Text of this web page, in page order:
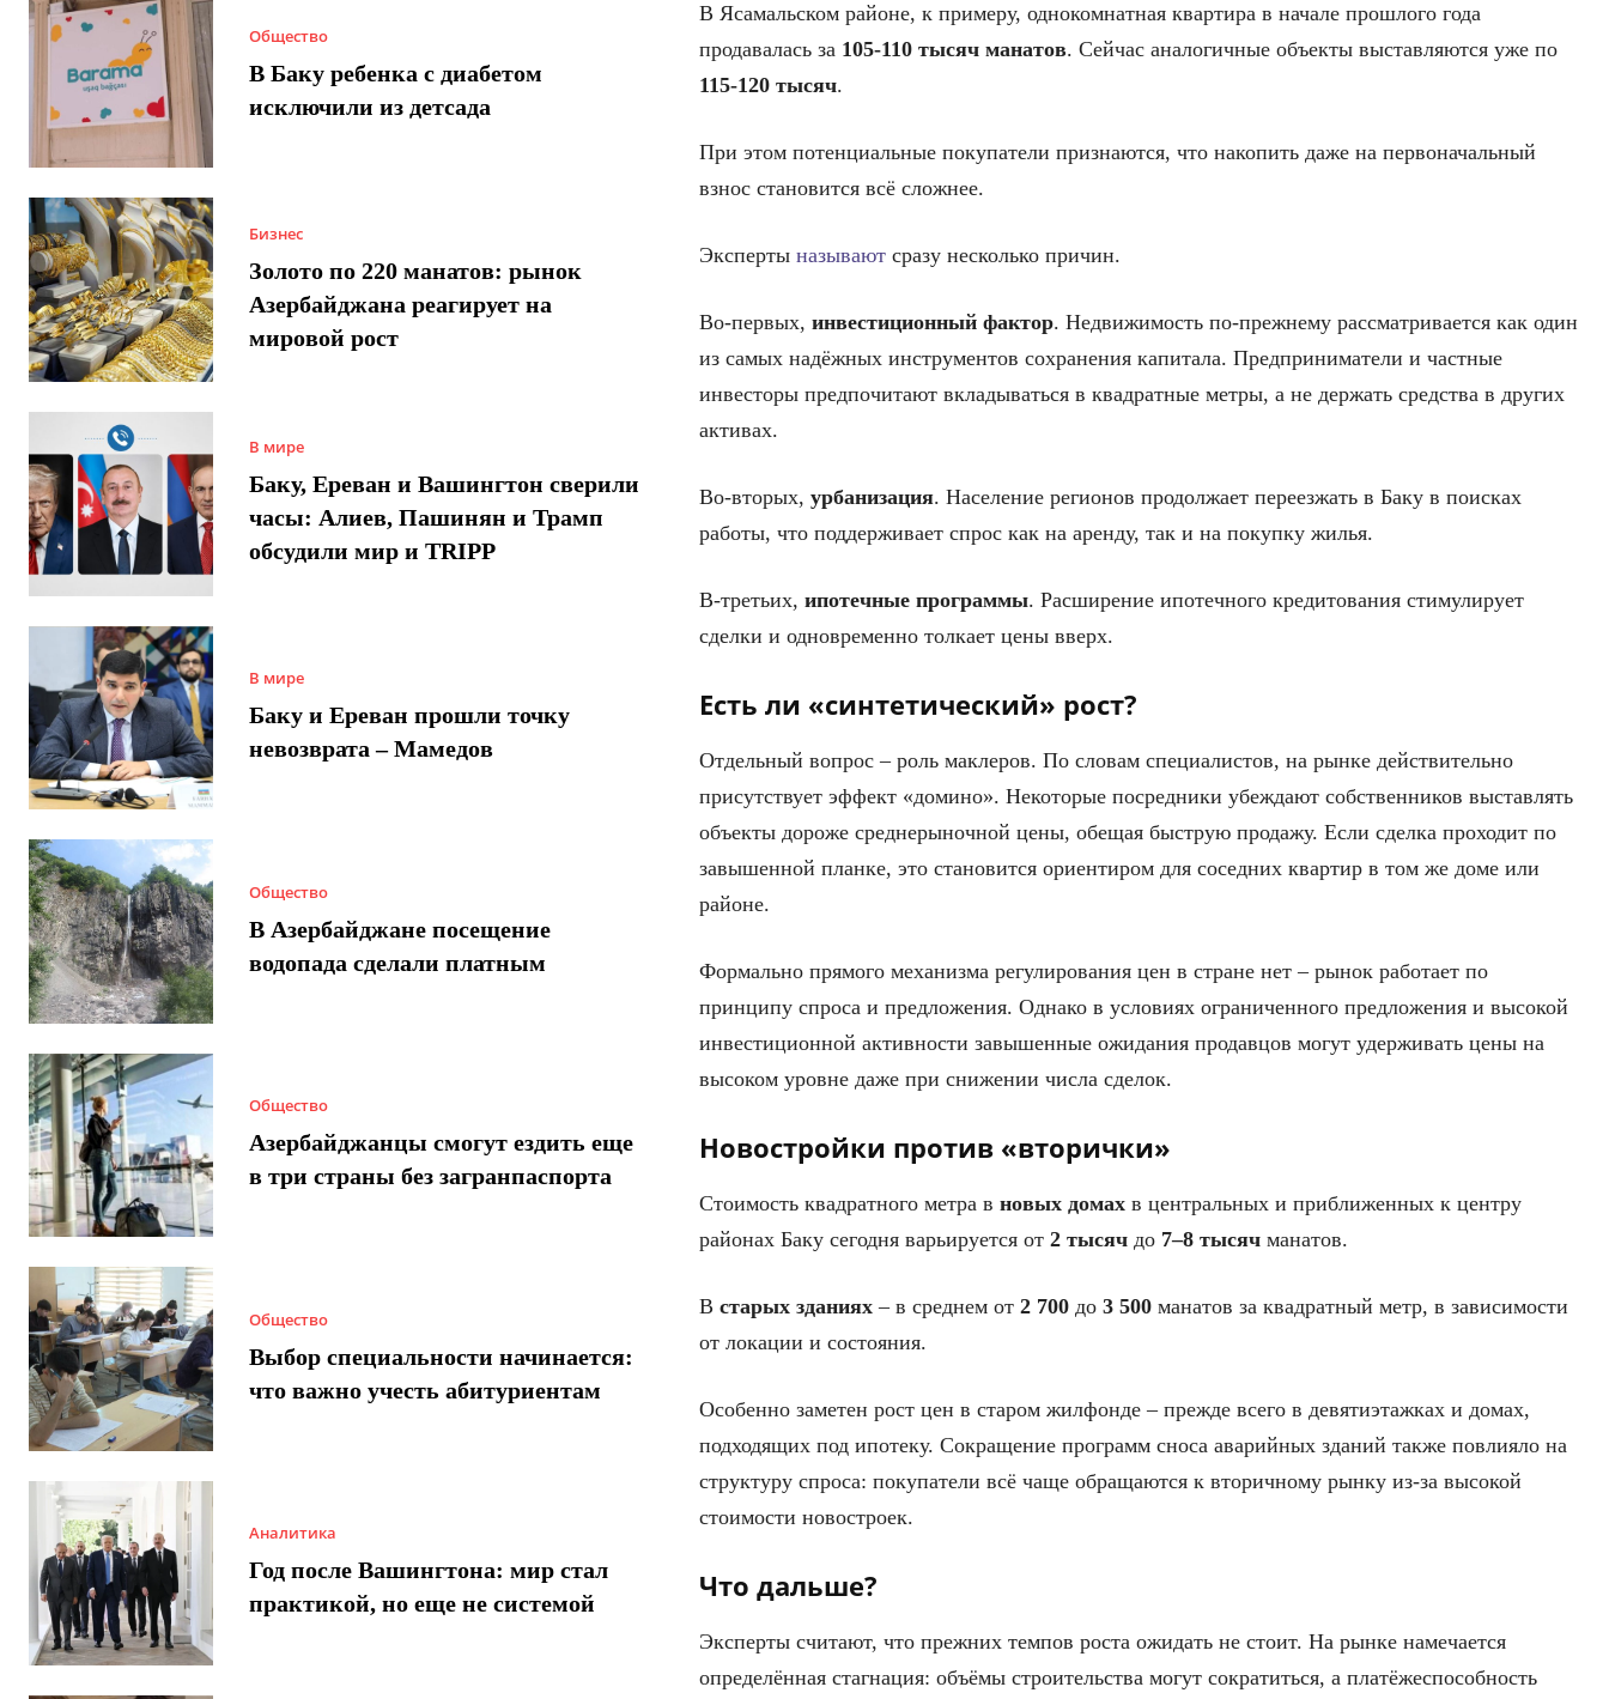
Общество
В Баку ребенка с диабетом
исключили из детсада
Бизнес
Золото по 220 манатов: рынок
Азербайджана реагирует на
мировой рост
В мире
Баку, Ереван и Вашингтон сверили
часы: Алиев, Пашинян и Трамп
обсудили мир и TRIPP
В мире
Баку и Ереван прошли точку
невозврата – Мамедов
Общество
В Азербайджане посещение
водопада сделали платным
Общество
Азербайджанцы смогут ездить еще
в три страны без загранпаспорта
Общество
Выбор специальности начинается:
что важно учесть абитуриентам
Аналитика
Год после Вашингтона: мир стал
практикой, но еще не системой
В Ясамальском районе, к примеру, однокомнатная квартира в начале прошлого года
продавалась за 105-110 тысяч манатов. Сейчас аналогичные объекты выставляются уже по
115-120 тысяч.
При этом потенциальные покупатели признаются, что накопить даже на первоначальный
взнос становится всё сложнее.
Эксперты называют сразу несколько причин.
Во-первых, инвестиционный фактор. Недвижимость по-прежнему рассматривается как один
из самых надёжных инструментов сохранения капитала. Предприниматели и частные
инвесторы предпочитают вкладываться в квадратные метры, а не держать средства в других
активах.
Во-вторых, урбанизация. Население регионов продолжает переезжать в Баку в поисках
работы, что поддерживает спрос как на аренду, так и на покупку жилья.
В-третьих, ипотечные программы. Расширение ипотечного кредитования стимулирует
сделки и одновременно толкает цены вверх.
Есть ли «синтетический» рост?
Отдельный вопрос – роль маклеров. По словам специалистов, на рынке действительно
присутствует эффект «домино». Некоторые посредники убеждают собственников выставлять
объекты дороже среднерыночной цены, обещая быструю продажу. Если сделка проходит по
завышенной планке, это становится ориентиром для соседних квартир в том же доме или
районе.
Формально прямого механизма регулирования цен в стране нет – рынок работает по
принципу спроса и предложения. Однако в условиях ограниченного предложения и высокой
инвестиционной активности завышенные ожидания продавцов могут удерживать цены на
высоком уровне даже при снижении числа сделок.
Новостройки против «вторички»
Стоимость квадратного метра в новых домах в центральных и приближенных к центру
районах Баку сегодня варьируется от 2 тысяч до 7–8 тысяч манатов.
В старых зданиях – в среднем от 2 700 до 3 500 манатов за квадратный метр, в зависимости
от локации и состояния.
Особенно заметен рост цен в старом жилфонде – прежде всего в девятиэтажках и домах,
подходящих под ипотеку. Сокращение программ сноса аварийных зданий также повлияло на
структуру спроса: покупатели всё чаще обращаются к вторичному рынку из-за высокой
стоимости новостроек.
Что дальше?
Эксперты считают, что прежних темпов роста ожидать не стоит. На рынке намечается
определённая стагнация: объёмы строительства могут сократиться, а платёжеспособность